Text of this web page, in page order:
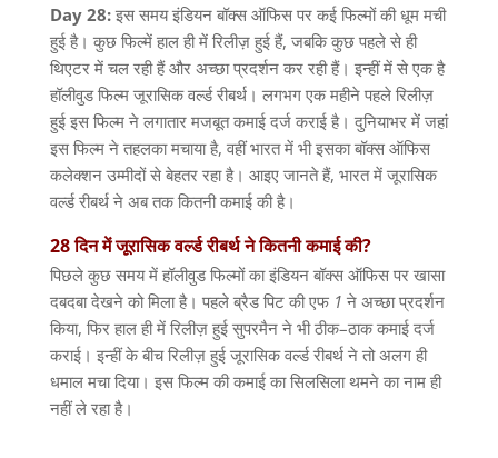
Day 28: इस समय इंडियन बॉक्स ऑफिस पर कई फिल्मों की धूम मची
हुई है। कुछ फिल्में हाल ही में रिलीज़ हुई हैं, जबकि कुछ पहले से ही
थिएटर में चल रही हैं और अच्छा प्रदर्शन कर रही हैं। इन्हीं में से एक है
हॉलीवुड फिल्म जूरासिक वर्ल्ड रीबर्थ। लगभग एक महीने पहले रिलीज़
हुई इस फिल्म ने लगातार मजबूत कमाई दर्ज कराई है। दुनियाभर में जहां
इस फिल्म ने तहलका मचाया है, वहीं भारत में भी इसका बॉक्स ऑफिस
कलेक्शन उम्मीदों से बेहतर रहा है। आइए जानते हैं, भारत में जूरासिक
वर्ल्ड रीबर्थ ने अब तक कितनी कमाई की है।
28दिनमेंजूरासिकवर्ल्डरीबर्थनेकितनीकमाईकी?
पिछले कुछ समय में हॉलीवुड फिल्मों का इंडियन बॉक्स ऑफिस पर खासा
दबदबा देखने को मिला है। पहले ब्रैड पिट की एफ1 ने अच्छा प्रदर्शन
किया, फिर हाल ही में रिलीज़ हुई सुपरमैन ने भी ठीक–ठाक कमाई दर्ज
कराई। इन्हीं के बीच रिलीज़ हुई जूरासिक वर्ल्ड रीबर्थ ने तो अलग ही
धमाल मचा दिया। इस फिल्म की कमाई का सिलसिला थमने का नाम ही
नहीं ले रहा है।